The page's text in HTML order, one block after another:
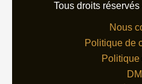
Tous droits
Nous
Politique de